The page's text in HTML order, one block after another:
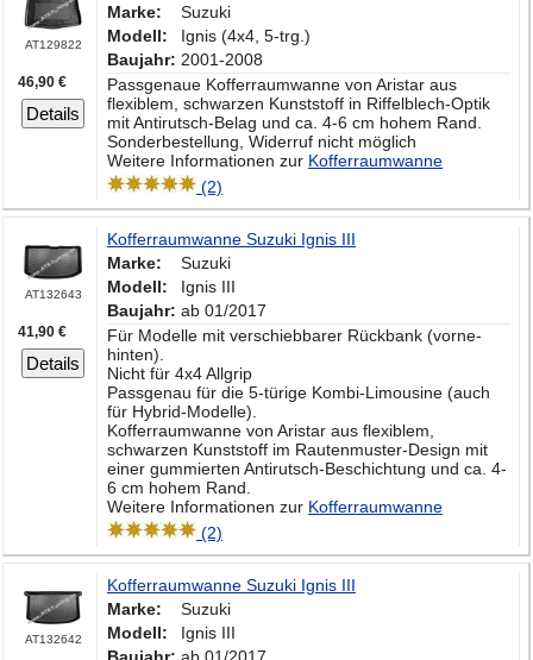
AT129822
46,90 €
Details
Marke:
Suzuki
Modell:
Ignis (4x4, 5-trg.)
Baujahr: 2001-2008
Passgenaue Kofferraumwanne von Aristar aus
flexiblem, schwarzen Kunststoff in Riffelblech-Optik
mit Antirutsch-Belag und ca. 4-6 cm hohem Rand.
Sonderbestellung, Widerruf nicht möglich
Weitere Informationen zur Kofferraumwanne
(2)
AT132643
41,90 €
Details
Kofferraumwanne Suzuki Ignis III
Marke:
Suzuki
Modell:
Ignis III
Baujahr: ab 01/2017
Für Modelle mit verschiebbarer Rückbank (vorne-
hinten).
Nicht für 4x4 Allgrip
Passgenau für die 5-türige Kombi-Limousine (auch
für Hybrid-Modelle).
Kofferraumwanne von Aristar aus flexiblem,
schwarzen Kunststoff im Rautenmuster-Design mit
einer gummierten Antirutsch-Beschichtung und ca. 4-
6 cm hohem Rand.
Weitere Informationen zur Kofferraumwanne
(2)
AT132642
Kofferraumwanne Suzuki Ignis III
Marke:
Suzuki
Modell:
Ignis III